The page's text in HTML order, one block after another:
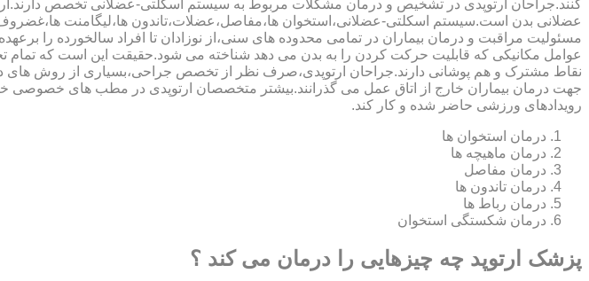
کنند.جراحان ارتوپدی در تشخیص و درمان مشکلات مربوط به سیستم اسکلتی-عضلانی تخصص
عضلانی بدن است.سیستم اسکلتی-عضلانی،استخوان ها،مفاصل،عضلات،تاندون ها،لیگامنت
مسئولیت مراقبت و درمان بیماران در تمامی محدوده های سنی،از نوزادان تا افراد سالخورده را
عوامل مکانیکی که قابلیت حرکت کردن را به بدن می دهد شناخته می شود.حقیقت این است که
نقاط مشترک و هم پوشانی دارند.جراحان ارتوپدی،صرف نظر از تخصص جراحی،بسیاری از روش های
جهت درمان بیماران خارج از اتاق عمل می گذرانند.بیشتر متخصصان ارتوپدی در مطب های خصوصی
رویدادهای ورزشی حاضر شده و کار کند.
درمان استخوان ها
درمان ماهیچه ها
درمان مفاصل
درمان تاندون ها
درمان رباط ها
درمان شکستگی استخوان
پزشک ارتوپد چه چیزهایی را درمان می کند ؟